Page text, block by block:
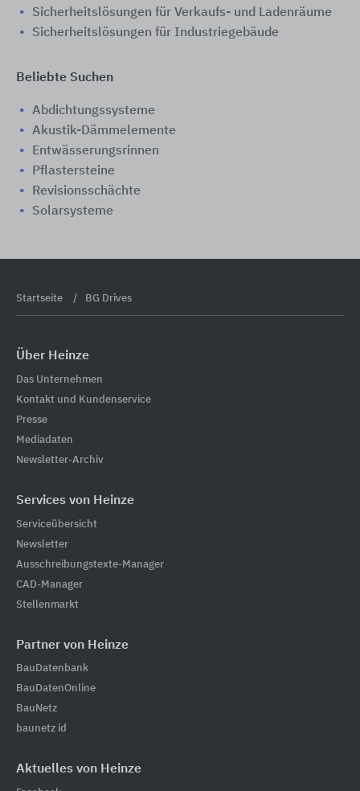
Sicherheitslösungen für Verkaufs- und Ladenräume
Sicherheitslösungen für Industriegebäude
Beliebte Suchen
Abdichtungssysteme
Akustik-Dämmelemente
Entwässerungsrinnen
Pflastersteine
Revisionsschächte
Solarsysteme
Startseite BG Drives
Über Heinze
Das Unternehmen
Kontakt und Kundenservice
Presse
Mediadaten
Newsletter-Archiv
Services von Heinze
Serviceübersicht
Newsletter
Ausschreibungstexte-Manager
CAD-Manager
Stellenmarkt
Partner von Heinze
BauDatenbank
BauDatenOnline
BauNetz
baunetz id
Aktuelles von Heinze